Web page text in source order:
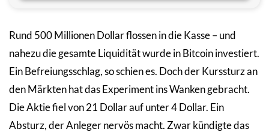
Rund 500 Millionen Dollar flossen in die Kasse – und
nahezu die gesamte Liquidität wurde in Bitcoin investiert.
Ein Befreiungsschlag, so schien es. Doch der Kurssturz an
den Märkten hat das Experiment ins Wanken gebracht.
Die Aktie fiel von 21 Dollar auf unter 4 Dollar. Ein
Absturz, der Anleger nervös macht. Zwar kündigte das